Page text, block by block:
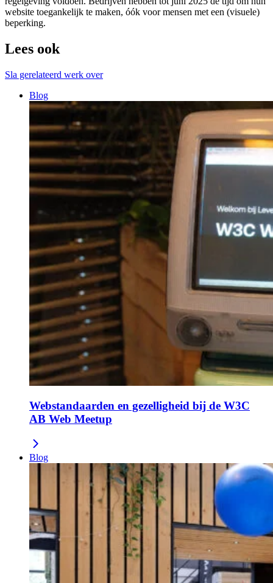
website toegankelijk te maken, óók voor mensen met een (visuele)
beperking.
Lees ook
Sla gerelateerd werk over
Blog
Webstandaarden en gezelligheid bij de W3C
AB Web Meetup
Blog